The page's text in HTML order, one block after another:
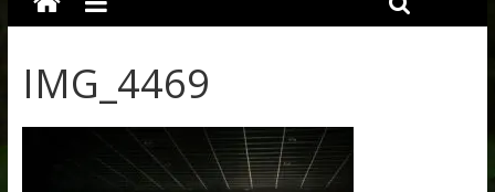
IMG_4469